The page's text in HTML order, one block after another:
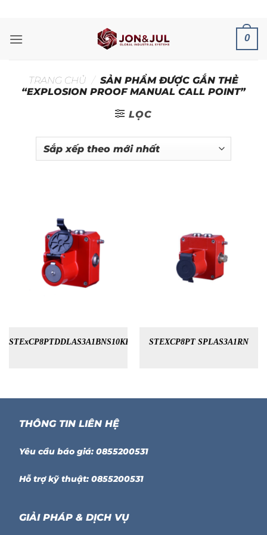
nội
0
TRANG CHỦ / SẢN PHẨM ĐƯỢC GẮN THẺ
“EXPLOSION PROOF MANUAL CALL POINT”
LỌC
STExCP8PTDDLAS3A1BNS10KR STEXCP8PT SPLAS3A1RN
THÔNG TIN LIÊN HỆ
Yêu cầu báo giá: 0855200531
Hỗ trợ kỹ thuật: 0855200531
GIẢI PHÁP & DỊCH VỤ